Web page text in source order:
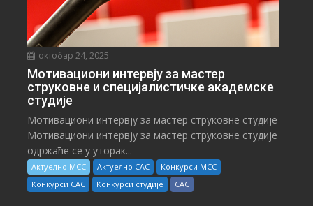
октобар 24, 2025
Мотивациони интервју за мастер
струковне и специјалистичке академске
студије
Мотивациони интервју за мастер струковне студије
Мотивациони интервју за мастер струковне студије
одржаће се у уторак...
Актуелно МСС Актуелно САС
Конкурси МСС
Конкурси САС
Конкурси студије САС